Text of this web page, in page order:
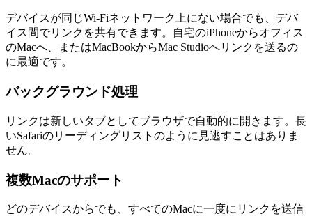
デバイスが同じWi-Fiネットワーク上にない場合でも、デバ
イス間でリンクを共有できます。自宅のiPhoneからオフィス
のMacへ、またはMacBookからMac Studioへリンクを送るの
に最適です。
バックグラウンド処理
リンクは新しいタブとしてブラウザで自動的に開きます。長
いSafariのリーディングリストのように見逃すことはありま
せん。
複数Macのサポート
どのデバイスからでも、すべてのMacに一度にリンクを送信